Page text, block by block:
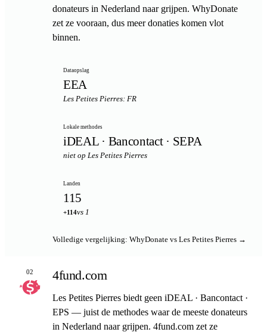
donateurs in Nederland naar grijpen. WhyDonate
zet ze vooraan, dus meer donaties komen vlot
binnen.
Dataopslag
EEA
Les Petites Pierres: FR
Lokale methodes
iDEAL · Bancontact · SEPA
niet op Les Petites Pierres
Landen
115
+114vs 1
Volledige vergelijking: WhyDonate vs Les Petites Pierres →
02 4fund.com
Les Petites Pierres biedt geen iDEAL · Bancontact ·
EPS — juist de methodes waar de meeste donateurs
in Nederland naar grijpen. 4fund.com zet ze